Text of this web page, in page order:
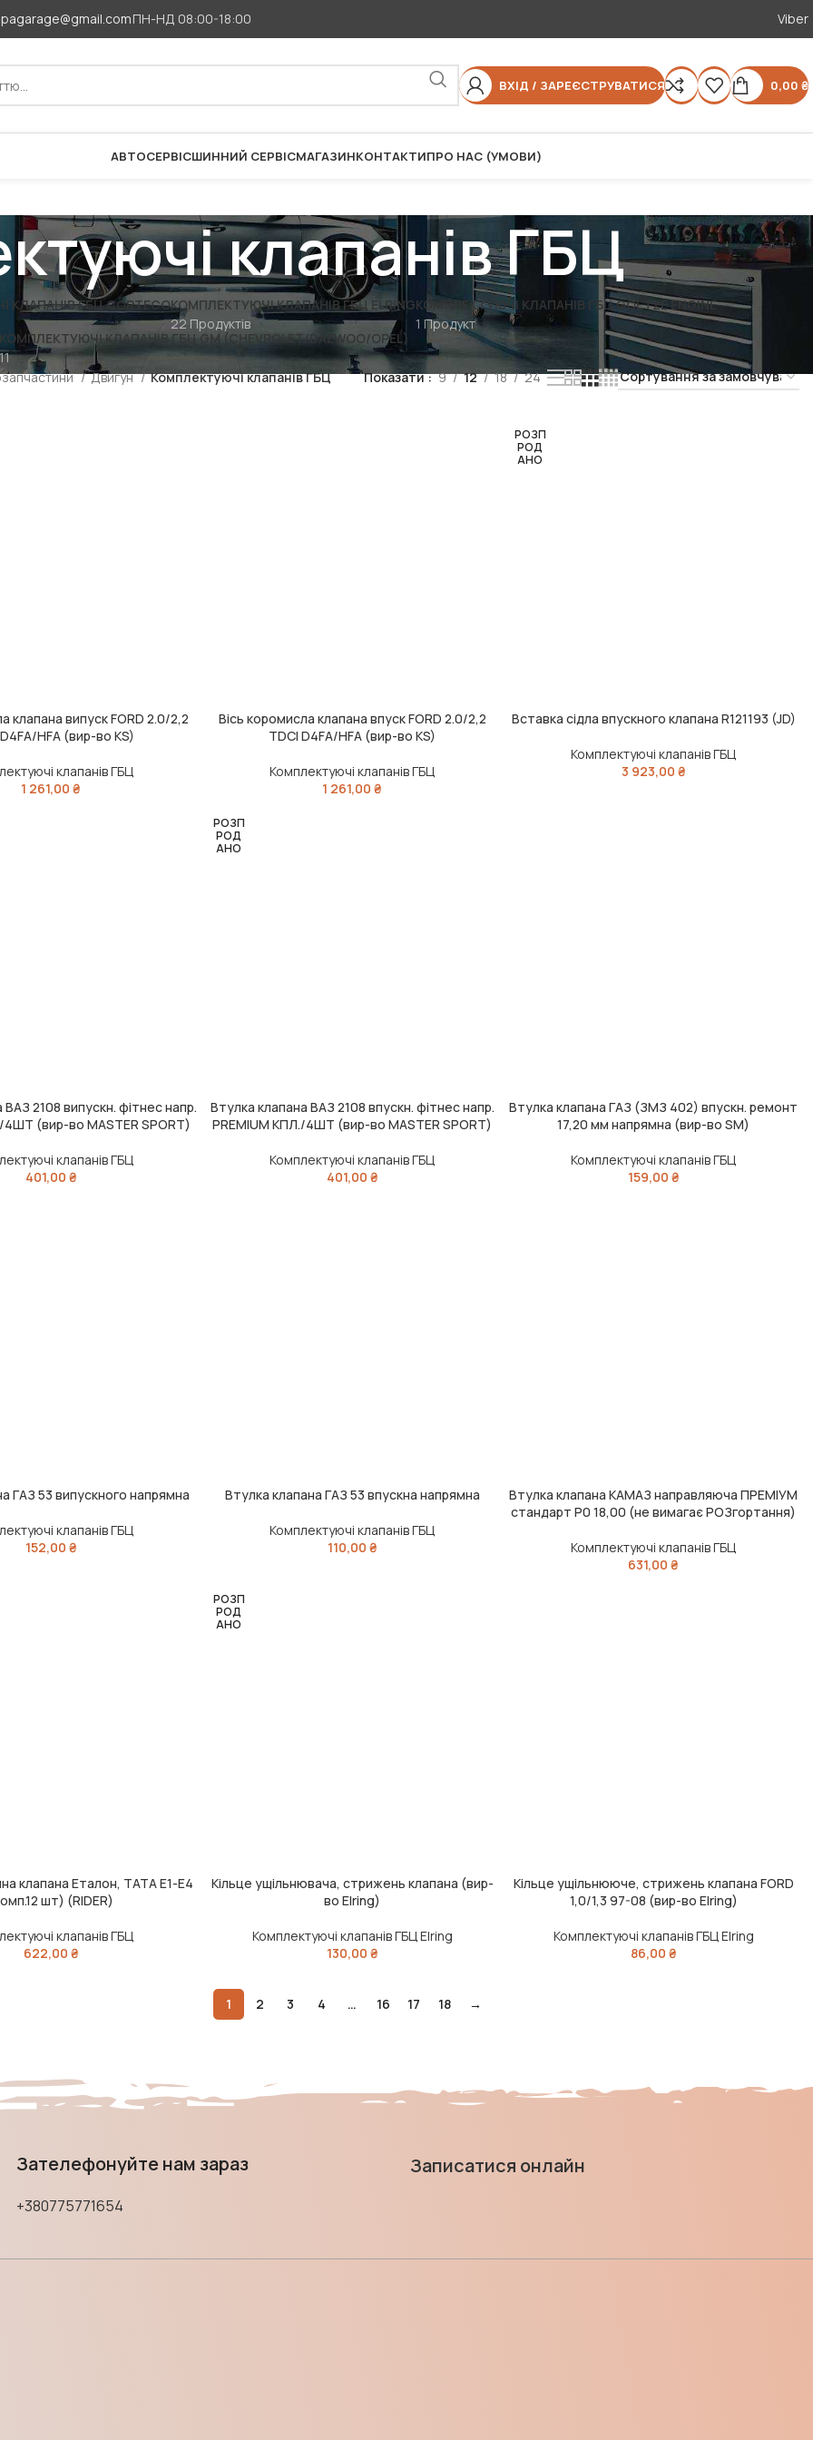
ПН-НД 08:00-18:00 Viber
ВХІД / ЗАРЕЄСТРУВАТИСЯ 0,00 ₴
АВТОСЕРВІСШИННИЙ СЕРВІСМАГАЗИНКОНТАКТИПРО НАС (УМОВИ)
клапанів ГБЦ
КЛАПАНІВ ГБЦ CORTECOКОМПЛЕКТУЮЧІ КЛАПАНІВ ГБЦ ELRING
22 Продуктів
КОМПЛЕКТУЮЧІ КЛАПАНІВ ГБЦ GOETZE ENGINE
1 Продукт
КОМПЛЕКТУЮЧІ КЛАПАНІВ ГБЦ GM (CHEVROLET/DAEWOO/OPEL)
Двигун Комплектуючі клапанів ГБЦ Показати 9 12 18 24
клапана випуск FORD 2.0/2,2
HFA (вир-во KS)
клапанів ГБЦ
1 261,00₴
ДОДАТИ В КОШИК
Вісь коромисла клапана впуск FORD 2.0/2,2
TDCI D4FA/HFA (вир-во KS)
Комплектуючі клапанів ГБЦ
1 261,00₴
РОЗП
РОД
АНО
ЧИТАТИ ДАЛІ
Вставка сідла впускного клапана R121193 (JD)
Комплектуючі клапанів ГБЦ
3 923,00 ₴
2108 випускн. фітнес напр.
4ШТ (вир-во MASTER SPORT)
клапанів ГБЦ
401,00 ₴
РОЗП
РОД
АНО
ЧИТАТИ ДАЛІ
Втулка клапана ВАЗ 2108 впускн. фітнес напр.
PREMIUM КПЛ./4ШТ (вир-во MASTER SPORT)
Комплектуючі клапанів ГБЦ
401,00 ₴
ДОДАТИ В КОШИК
Втулка клапана ГАЗ (ЗМЗ 402) впускн. ремонт
17,20 мм напрямна (вир-во SM)
Комплектуючі клапанів ГБЦ
159,00 ₴
ГАЗ 53 випускного напрямна
клапанів ГБЦ
152,00 ₴
ДОДАТИ В КОШИК
Втулка клапана ГАЗ 53 впускна напрямна
Комплектуючі клапанів ГБЦ
110,00 ₴
ДОДАТИ В КОШИК
Втулка клапана КАМАЗ направляюча ПРЕМІУМ
стандарт Р0 18,00 (не вимагає РОЗгортання)
Комплектуючі клапанів ГБЦ
631,00₴
клапана Еталон, ТАТА Е1-Е4
шт) (RIDER)
клапанів ГБЦ
622,00 ₴
РОЗП
РОД
АНО
ЧИТАТИ ДАЛІ
Кільце ущільнювача, стрижень клапана (вир-
во Elring)
Комплектуючі клапанів ГБЦ Elring
130,00 ₴
ДОДАТИ В КОШИК
Кільце ущільнююче, стрижень клапана FORD
1,0/1,3 97-08 (вир-во Elring)
Комплектуючі клапанів ГБЦ Elring
86,00 ₴
1 2 3 4 … 16 17 18 →
Зателефонуйте нам зараз
+380775771654
Записатися онлайн